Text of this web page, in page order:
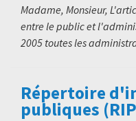
Madame, Monsieur,
entre le public et
2005 toutes les
Répertoire
publiques